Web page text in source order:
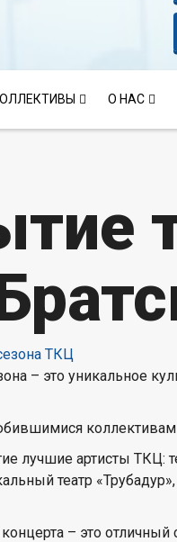
О НАС
– это уникальное
лучшие артисты ТКЦ:
театр
– это